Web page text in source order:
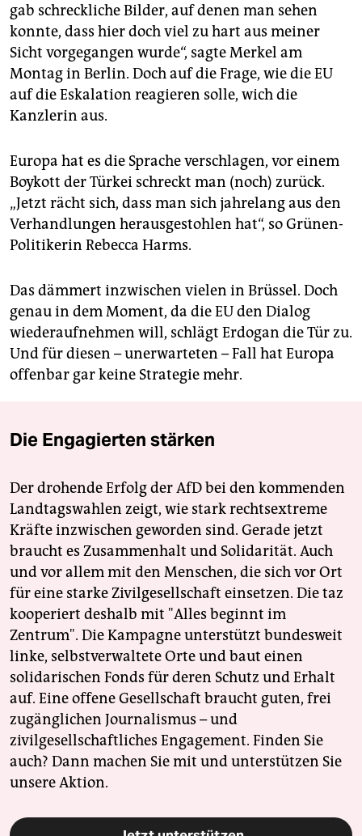
gab schreckliche Bilder, auf denen man sehen
konnte, dass hier doch viel zu hart aus meiner
Sicht vorgegangen wurde“, sagte Merkel am
Montag in Berlin. Doch auf die Frage, wie die EU
auf die Eskalation reagieren solle, wich die
Kanzlerin aus.
Europa hat es die Sprache verschlagen, vor einem
Boykott der Türkei schreckt man (noch) zurück.
„Jetzt rächt sich, dass man sich jahrelang aus den
Verhandlungen herausgestohlen hat“, so Grünen-
Politikerin Rebecca Harms.
Das dämmert inzwischen vielen in Brüssel. Doch
genau in dem Moment, da die EU den Dialog
wiederaufnehmen will, schlägt Erdogan die Tür zu.
Und für diesen – unerwarteten – Fall hat Europa
offenbar gar keine Strategie mehr.
Die Engagierten stärken
Der drohende Erfolg der AfD bei den kommenden
Landtagswahlen zeigt, wie stark rechtsextreme
Kräfte inzwischen geworden sind. Gerade jetzt
braucht es Zusammenhalt und Solidarität. Auch
und vor allem mit den Menschen, die sich vor Ort
für eine starke Zivilgesellschaft einsetzen. Die taz
kooperiert deshalb mit "Alles beginnt im
Zentrum". Die Kampagne unterstützt bundesweit
linke, selbstverwaltete Orte und baut einen
solidarischen Fonds für deren Schutz und Erhalt
auf. Eine offene Gesellschaft braucht guten, frei
zugänglichen Journalismus – und
zivilgesellschaftliches Engagement. Finden Sie
auch? Dann machen Sie mit und unterstützen Sie
unsere Aktion.